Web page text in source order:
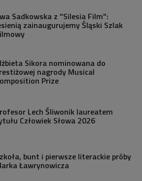
Sadkowska z "Silesia Film":
zainaugurujemy Śląski Szlak
Sikora nominowana do
nagrody Musical
Prize
Lech Śliwonik laureatem
Człowiek Słowa 2026
bunt i pierwsze literackie próby
Ławrynowicza